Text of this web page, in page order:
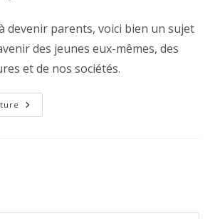
devenir parents, voici bien un sujet
des jeunes eux-mêmes, des
et de nos sociétés.
Aider
Les